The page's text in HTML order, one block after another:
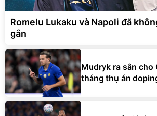
Romelu Lukaku và Napoli đã
gắn
Mudryk ra sân cho
tháng thụ án